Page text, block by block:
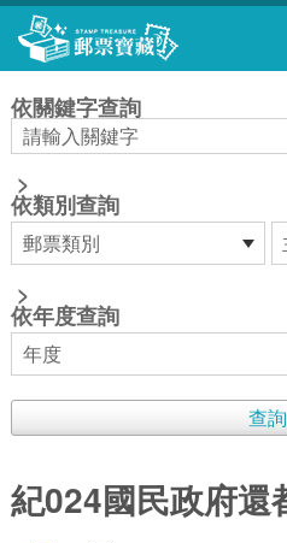
跳到主要內容區塊
依關鍵字查詢
>
依類別查詢
>
依年度查詢
紀024國民政府還